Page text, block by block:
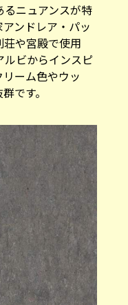
ニュアンスが特
ンドレア・パッ
や宮殿で使用
ルビからインスピ
ーム色やウッ
です。